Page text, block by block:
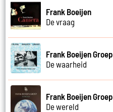
Frank Boeijen
De vraag
Frank Boeijen Groep
De waarheid
Frank Boeijen Groep
De wereld